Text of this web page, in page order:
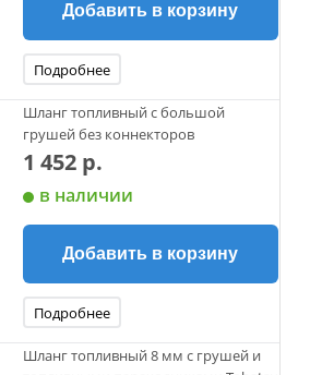
Добавить в корзину
Подробнее
Шланг топливный с большой
грушей без коннекторов
1 452 р.
в наличии
Добавить в корзину
Подробнее
Шланг топливный 8 мм с грушей и